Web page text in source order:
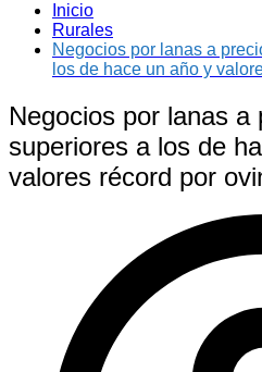
Inicio
Rurales
Negocios por lanas a
los de hace un año y
Negocios por lanas a
superiores a los de
valores récord por